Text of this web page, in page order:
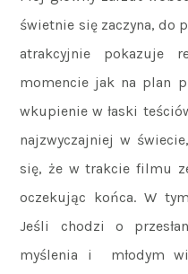
świetnie się zaczyna, do
atrakcyjnie
momencie jak na plan
wkupienie w łaski
najzwyczajniej w
się, że w trakcie filmu
oczekując końca. W
Jeśli chodzi o
myślenia i młodym